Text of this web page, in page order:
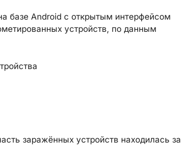
базе Android с открытым интерфейсом
устройств, по данным
заражённых устройств находилась за